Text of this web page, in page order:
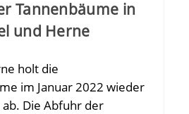
Tannenbäume in
und Herne
holt die
im Januar 2022 wieder
ab. Die Abfuhr der